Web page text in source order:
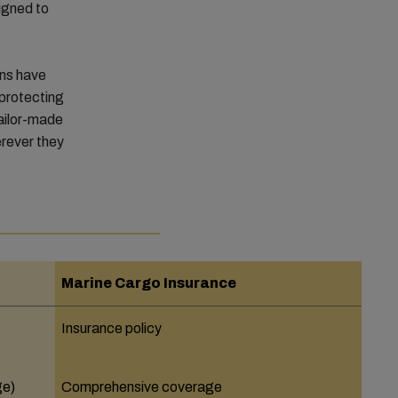
to
have
made
they
Marine Cargo Insurance
Insurance policy
Comprehensive coverage